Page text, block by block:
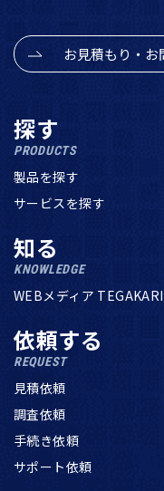
お見積もり・
探す
PRODUCTS
製品を探す
サービスを探す
知る
KNOWLEDGE
WEBメディア TEGAKARI
依頼する
REQUEST
見積依頼
調査依頼
手続き依頼
サポート依頼